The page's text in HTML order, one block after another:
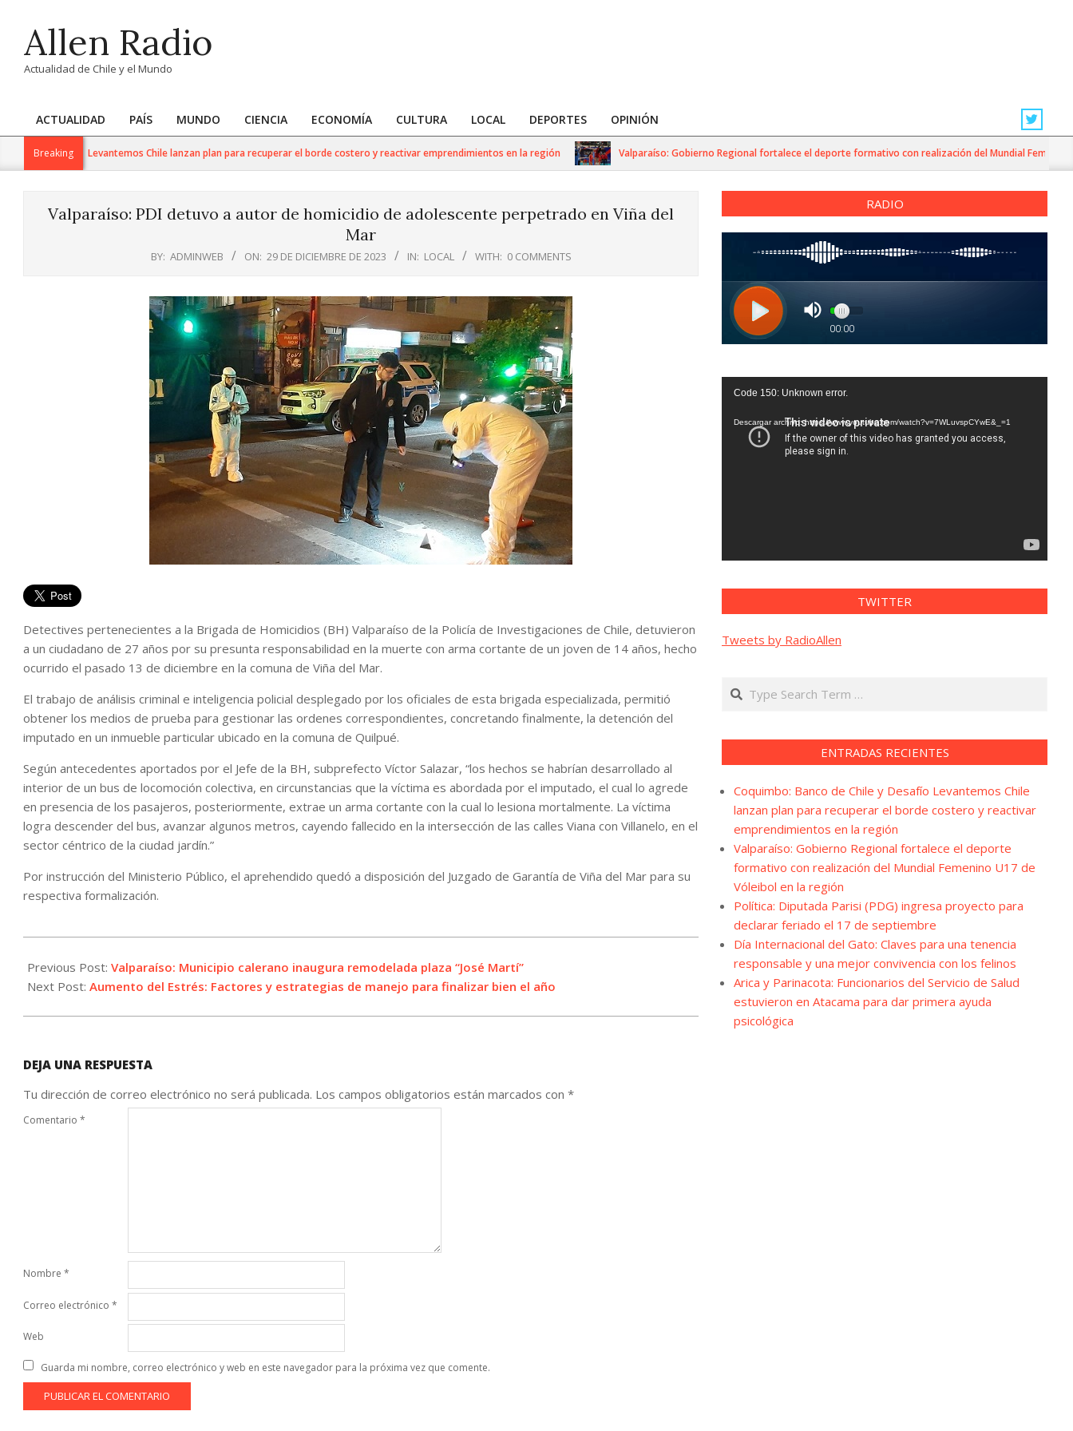
contentAllen Radio
Actualidad de Chile y el Mundo
Primary
Navigation
ACTUALIDAD PAÍS MUNDO CIENCIA ECONOMÍA CULTURA LOCAL DEPORTES OPINIÓN
Breaking
y Desafío Levantemos Chile lanzan plan para recuperar el borde costero y reactivar emprendimientos en la región Valparaíso: Gobierno Regional fortalece el deporte formativo con realización del Mundial Femenino
Valparaíso: PDI detuvo a autor de homicidio de adolescente perpetrado en Viña del
Mar
BY: ADMINWEB ON: 29 DE DICIEMBRE DE 2023 IN: LOCAL WITH: 0 COMMENTS
Detectives pertenecientes a la Brigada de Homicidios (BH) Valparaíso de la Policía de Investigaciones de Chile, detuvieron
a un ciudadano de 27 años por su presunta responsabilidad en la muerte con arma cortante de un joven de 14 años, hecho
ocurrido el pasado 13 de diciembre en la comuna de Viña del Mar.
El trabajo de análisis criminal e inteligencia policial desplegado por los oficiales de esta brigada especializada, permitió
obtener los medios de prueba para gestionar las ordenes correspondientes, concretando finalmente, la detención del
imputado en un inmueble particular ubicado en la comuna de Quilpué.
Según antecedentes aportados por el Jefe de la BH, subprefecto Víctor Salazar, “los hechos se habrían desarrollado al
interior de un bus de locomoción colectiva, en circunstancias que la víctima es abordada por el imputado, el cual lo agrede
en presencia de los pasajeros, posteriormente, extrae un arma cortante con la cual lo lesiona mortalmente. La víctima
logra descender del bus, avanzar algunos metros, cayendo fallecido en la intersección de las calles Viana con Villanelo, en el
sector céntrico de la ciudad jardín.”
Por instrucción del Ministerio Público, el aprehendido quedó a disposición del Juzgado de Garantía de Viña del Mar para su
respectiva formalización.
12-
29
Previous Post: Valparaíso: Municipio calerano inaugura remodelada plaza “José Martí”
Next Post: Aumento del Estrés: Factores y estrategias de manejo para finalizar bien el año
DEJA UNA RESPUESTA
Tu dirección de correo electrónico no será publicada. Los campos obligatorios están marcados con *
Comentario *
Nombre *
Correo electrónico *
Web
Guarda mi nombre, correo electrónico y web en este navegador para la próxima vez que comente.
RADIO
Reproductor
vídeo
Code 150: Unknown error.
Descargar archivo: https://www.youtube.com/watch?v=7WLuvspCYwE&_=1
TWITTER
Tweets by RadioAllen
Search
ENTRADAS RECIENTES
Coquimbo: Banco de Chile y Desafío Levantemos Chile
lanzan plan para recuperar el borde costero y reactivar
emprendimientos en la región
Valparaíso: Gobierno Regional fortalece el deporte
formativo con realización del Mundial Femenino U17 de
Vóleibol en la región
Política: Diputada Parisi (PDG) ingresa proyecto para
declarar feriado el 17 de septiembre
Día Internacional del Gato: Claves para una tenencia
responsable y una mejor convivencia con los felinos
Arica y Parinacota: Funcionarios del Servicio de Salud
estuvieron en Atacama para dar primera ayuda
psicológica